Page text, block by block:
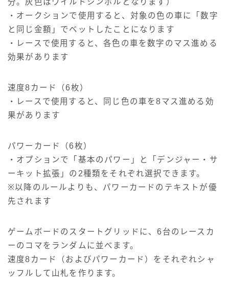
分。灰色はワイルドシンボルとなります）
・オークションで使用すると、対象の色の車に「数字
と同じ金額」でベットしたことになります
・レースで使用すると、各色の車を数字のマス進める
効果があります
速度8カード（6枚）
・レースで使用すると、同じ色の車を8マス進める効
果があります
パワーカード（6枚）
・オプションで「基本のパワー」と「デンジャー・サ
ーキット拡張」の2種類をそれぞれ選択できます。
※以降のルールよりも、パワーカードのテキストが優
先されます
ゲームボードのスタートグリッドに、6台のレースカ
ーのコマをランダムに並べます。
速度8カード（およびパワーカード）をそれぞれシャ
ッフルして山札を作ります。